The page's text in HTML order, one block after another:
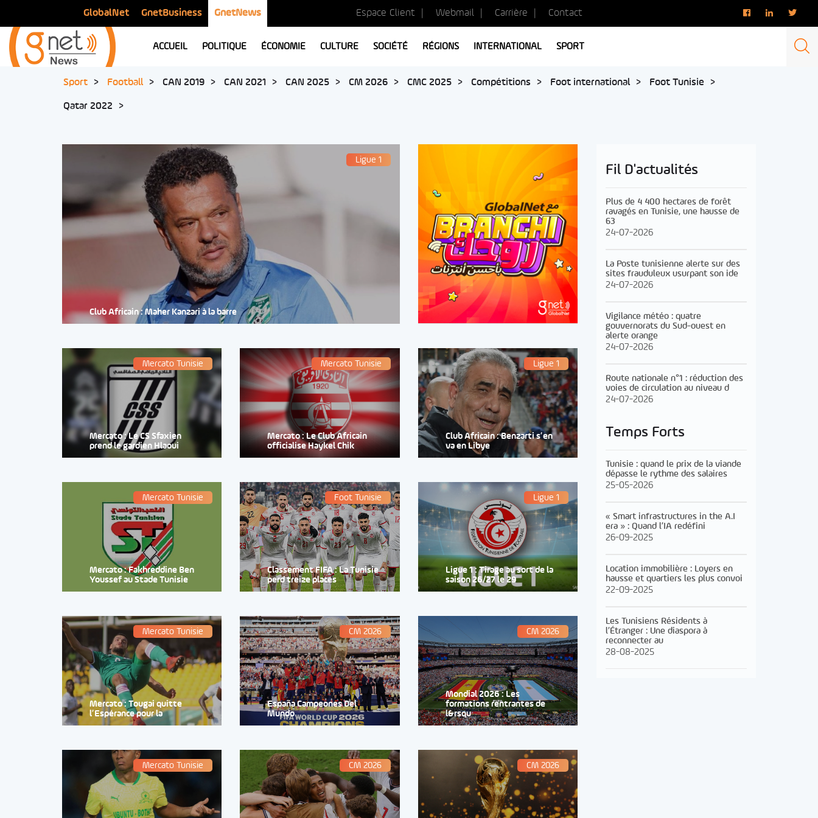
GlobalNet GnetBusiness GnetNews Espace Client Webmail Carrière Contact
ACCUEIL POLITIQUE ÉCONOMIE CULTURE SOCIÉTÉ RÉGIONS INTERNATIONAL SPORT
Sport Football CAN 2019 CAN 2021 CAN 2025 CM 2026 CMC 2025 Compétitions Foot international Foot Tunisie
Qatar 2022
Ligue 1
Club Africain : Maher Kanzari à la barre
Mercato Tunisie
Mercato : Le CS Sfaxien
prend le gardien Hlaoui
Mercato Tunisie
Mercato : Le Club Africain
officialise Haykel Chik
Ligue 1
Club Africain : Benzarti s’en
va en Libye
Mercato Tunisie
Mercato : Fakhreddine Ben
Youssef au Stade Tunisie
Foot Tunisie
Classement FIFA : La Tunisie
perd treize places
Ligue 1
Ligue 1 : Tirage au sort de la
saison 26/27 le 29
Mercato Tunisie
Mercato : Tougai quitte
l’Espérance pour la
CM 2026
España Campeones Del
Mundo
CM 2026
Mondial 2026 : Les
formations rentrantes de
l&rsqu
Mercato Tunisie CM 2026 CM 2026
Fil D'actualités
Plus de 4 400 hectares de forêt
ravagés en Tunisie, une hausse de
63
24-07-2026
La Poste tunisienne alerte sur des
sites frauduleux usurpant son ide
24-07-2026
Vigilance météo : quatre
gouvernorats du Sud-ouest en
alerte orange
24-07-2026
Route nationale n°1 : réduction des
voies de circulation au niveau d
24-07-2026
Temps Forts
Tunisie : quand le prix de la viande
dépasse le rythme des salaires
25-05-2026
« Smart infrastructures in the A.I
era » : Quand l’IA redéfini
26-09-2025
Location immobilière : Loyers en
hausse et quartiers les plus convoi
22-09-2025
Les Tunisiens Résidents à
l’Étranger : Une diaspora à
reconnecter au
28-08-2025